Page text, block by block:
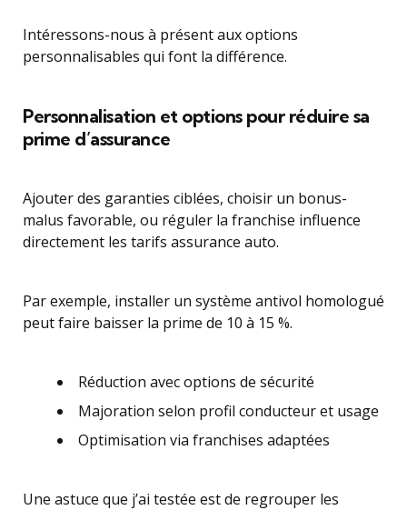
Intéressons-nous à présent aux options
personnalisables qui font la différence.
Personnalisation et options pour réduire sa
prime d’assurance
Ajouter des garanties ciblées, choisir un bonus-
malus favorable, ou réguler la franchise influence
directement les tarifs assurance auto.
Par exemple, installer un système antivol homologué
peut faire baisser la prime de 10 à 15 %.
Réduction avec options de sécurité
Majoration selon profil conducteur et usage
Optimisation via franchises adaptées
Une astuce que j’ai testée est de regrouper les